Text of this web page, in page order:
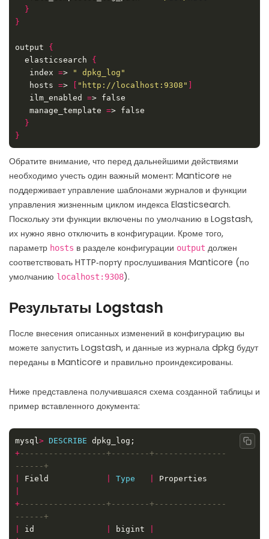
}
}
output {
  elasticsearch
{
   index
=>
" dpkg_log"
   hosts
=> "http://localhost:9308"
   ilm_enabled
=
   manage_template
=
}
}
Обратите внимание, что перед дальнейшими действиями
необходимо учесть один важный момент: Manticore не
поддерживает управление шаблонами журналов и функции
управления жизненным циклом индекса Elasticsearch.
Поскольку эти функции включены по умолчанию в Logstash,
их нужно явно отключить в конфигурации. Кроме того,
параметр hosts в разделе конфигурации output должен
соответствовать HTTP‑портy прослушивания Manticore (по
умолчанию localhost:9308).
Результаты Logstash
После внесения описанных изменений в конфигурацию вы
можете запустить Logstash, и данные из журнала dpkg будут
переданы в Manticore и правильно проиндексированы.
Ниже представлена получившаяся схема созданной таблицы и
пример вставленного документа:
mysql > DESCRIBE
+------------------+--------+---------------
Field Type
+------------------+--------+---------------
id bigint